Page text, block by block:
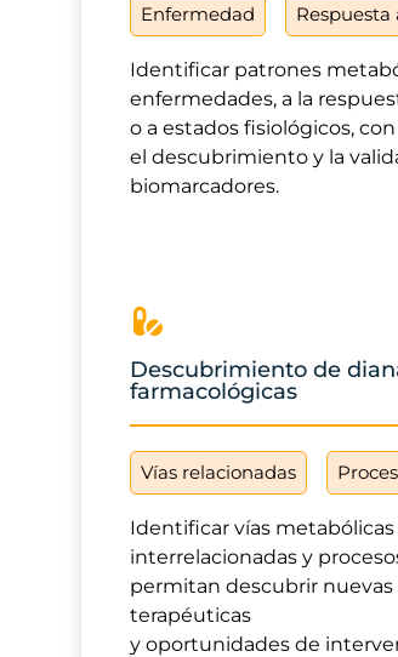
Enfermedad
Identificar patrones
enfermedades, a la
o a estados fisiológicos,
el descubrimiento y la
biomarcadores.
Descubrimiento de
farmacológicas
Vías relacionadas
Identificar vías metabólicas
interrelacionadas y
permitan descubrir nuevas
terapéuticas
y oportunidades de